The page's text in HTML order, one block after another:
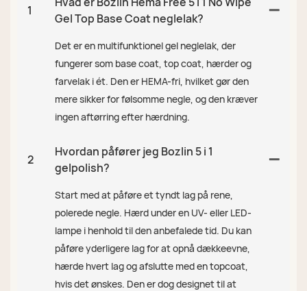
1
Gel Top Base Coat neglelak?
Det er en multifunktionel gel neglelak, der
fungerer som base coat, top coat, hærder og
farvelak i ét. Den er HEMA-fri, hvilket gør den
mere sikker for følsomme negle, og den kræver
ingen aftørring efter hærdning.
2
Hvordan påfører jeg Bozlin 5 i 1
gelpolish?
Start med at påføre et tyndt lag på rene,
polerede negle. Hærd under en UV- eller LED-
lampe i henhold til den anbefalede tid. Du kan
påføre yderligere lag for at opnå dækkeevne,
hærde hvert lag og afslutte med en topcoat,
hvis det ønskes. Den er dog designet til at